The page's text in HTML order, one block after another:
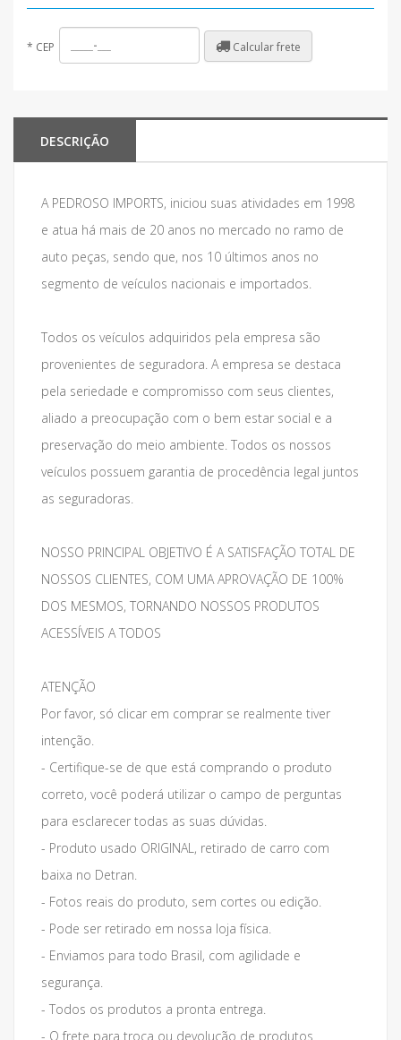
* CEP Calcular frete
DESCRIÇÃO
A PEDROSO IMPORTS, iniciou suas atividades em 1998
e atua há mais de 20 anos no mercado no ramo de
auto peças, sendo que, nos 10 últimos anos no
segmento de veículos nacionais e importados.
Todos os veículos adquiridos pela empresa são
provenientes de seguradora. A empresa se destaca
pela seriedade e compromisso com seus clientes,
aliado a preocupação com o bem estar social e a
preservação do meio ambiente. Todos os nossos
veículos possuem garantia de procedência legal juntos
as seguradoras.
NOSSO PRINCIPAL OBJETIVO É A SATISFAÇÃO TOTAL DE
NOSSOS CLIENTES, COM UMA APROVAÇÃO DE 100%
DOS MESMOS, TORNANDO NOSSOS PRODUTOS
ACESSÍVEIS A TODOS
ATENÇÃO
Por favor, só clicar em comprar se realmente tiver
intenção.
- Certifique-se de que está comprando o produto
correto, você poderá utilizar o campo de perguntas
para esclarecer todas as suas dúvidas.
- Produto usado ORIGINAL, retirado de carro com
baixa no Detran.
- Fotos reais do produto, sem cortes ou edição.
- Pode ser retirado em nossa loja física.
- Enviamos para todo Brasil, com agilidade e
segurança.
- Todos os produtos a pronta entrega.
- O frete para troca ou devolução de produtos